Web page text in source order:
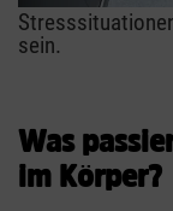
sein.
Was
im Körper?